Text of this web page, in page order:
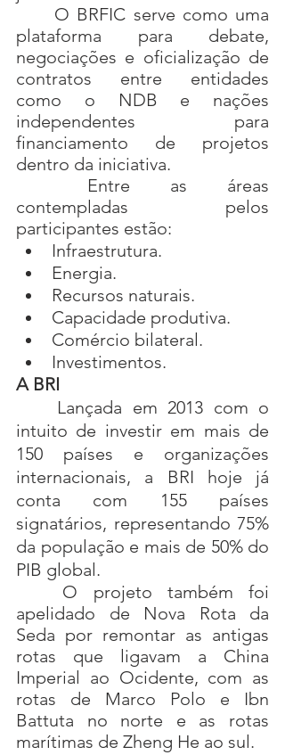
plataforma para debate,
negociações e oficialização de
contratos entre entidades
como o NDB e nações
independentes para
financiamento de projetos
dentro da iniciativa.
contempladas pelos
participantes estão:
Infraestrutura.
Energia.
Recursos naturais.
Capacidade produtiva.
Comércio bilateral.
Investimentos.
A BRI
intuito de investir em mais de
150 países e organizações
internacionais, a BRI hoje já
conta com 155 países
signatários, representando 75%
da população e mais de 50% do
PIB global.
apelidado de Nova Rota da
Seda por remontar as antigas
rotas que ligavam a China
Imperial ao Ocidente, com as
rotas de Marco Polo e Ibn
Battuta no norte e as rotas
marítimas de Zheng He ao sul.